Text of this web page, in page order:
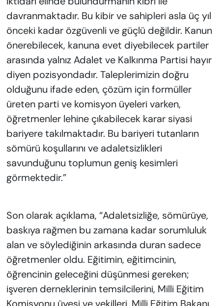
davranmaktadır. Bu kibir ve sahipleri asla üç yıl
önceki kadar özgüvenli ve güçlü değildir. Kanun
önerebilecek, kanuna evet diyebilecek partiler
arasında yalnız Adalet ve Kalkınma Partisi hayır
diyen pozisyondadır. Taleplerimizin doğru
olduğunu ifade eden, çözüm için formüller
üreten parti ve komisyon üyeleri varken,
öğretmenler lehine çıkabilecek karar siyasi
bariyere takılmaktadır. Bu bariyeri tutanların
sömürü koşullarını ve adaletsizlikleri
savunduğunu toplumun geniş kesimleri
görmektedir.”
Son olarak açıklama, “Adaletsizliğe, sömürüye,
baskıya rağmen bu zamana kadar sorumluluk
alan ve söylediğinin arkasında duran sadece
öğretmenler oldu. Eğitimin, eğitimcinin,
öğrencinin geleceğini düşünmesi gereken;
işveren derneklerinin temsilcilerini, Milli Eğitim